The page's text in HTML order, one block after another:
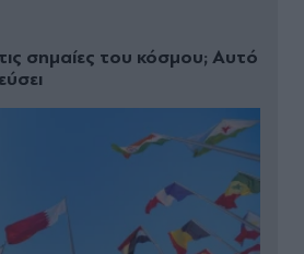
τις σημαίες του κόσμου; Αυτό